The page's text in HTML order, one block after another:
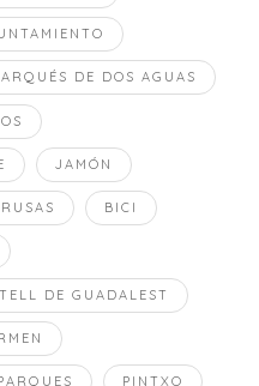
DE DOS AGUAS
JAMÓN
BICI
DE GUADALEST
PINTXO